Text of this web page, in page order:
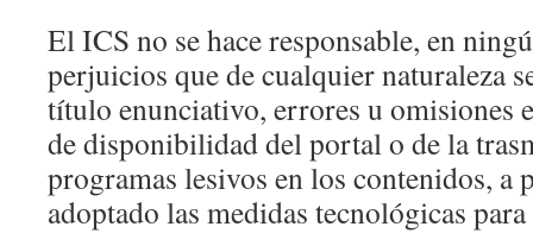
El ICS no se hace responsable, en
perjuicios que de cualquier naturaleza
título enunciativo, errores u omisiones
de disponibilidad del portal o de la
programas lesivos en los contenidos, a
adoptado las medidas tecnológicas